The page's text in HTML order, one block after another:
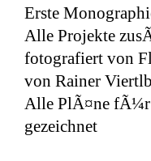
Erste
Alle Projekte
fotografiert von
von Rainer
Alle PlÃ¤ne fÃ¼r
gezeichnet